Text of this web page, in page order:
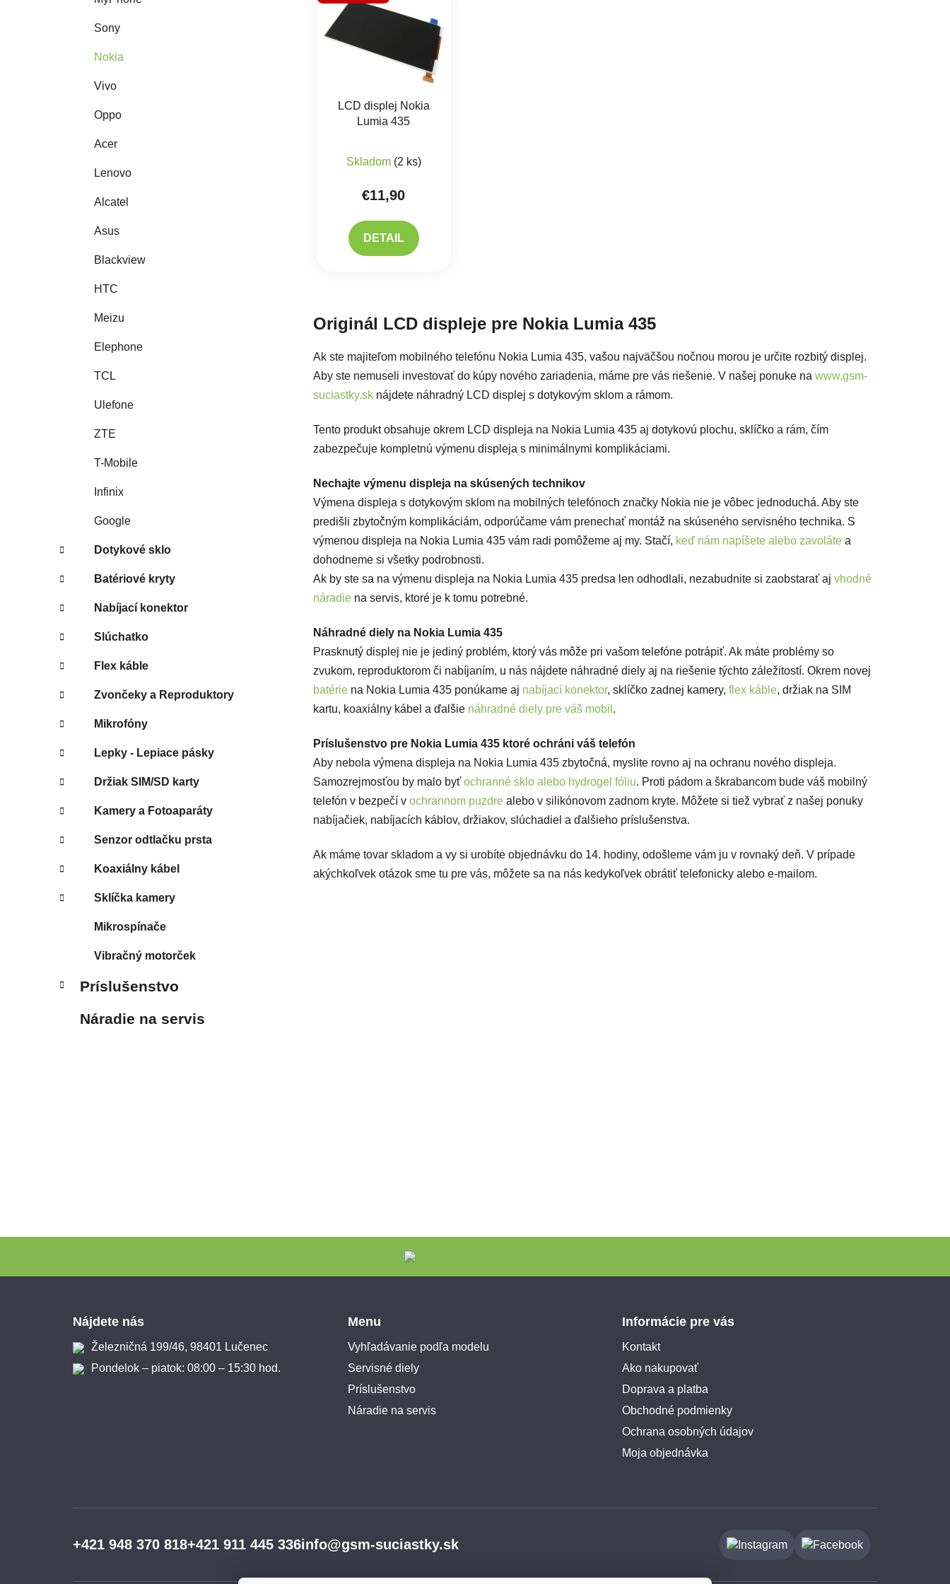
Sony
Nokia
Vivo
Oppo
Acer
Lenovo
Alcatel
Asus
Blackview
HTC
Meizu
Elephone
TCL
Ulefone
ZTE
T-Mobile
Infinix
Google
Dotykové sklo
Batériové kryty
Nabíjací konektor
Slúchatko
Flex káble
Zvončeky a Reproduktory
Mikrofóny
Lepky - Lepiace pásky
Držiak SIM/SD karty
Kamery a Fotoaparáty
Senzor odtlačku prsta
Koaxiálny kábel
Sklíčka kamery
Mikrospínače
Vibračný motorček
Príslušenstvo
Náradie na servis
LCD displej Nokia
Lumia 435
Skladom (2 ks)
€11,90
DETAIL
Originál LCD displeje pre Nokia Lumia 435
Ak ste majiteľom mobilného telefónu Nokia Lumia 435, vašou najväčšou nočnou morou je určite rozbitý displej.
Aby ste nemuseli investovať do kúpy nového zariadenia, máme pre vás riešenie. V našej ponuke na www.gsm-
suciastky.sk nájdete náhradný LCD displej s dotykovým sklom a rámom.
Tento produkt obsahuje okrem LCD displeja na Nokia Lumia 435 aj dotykovú plochu, sklíčko a rám, čím
zabezpečuje kompletnú výmenu displeja s minimálnymi komplikáciami.
Nechajte výmenu displeja na skúsených technikov
Výmena displeja s dotykovým sklom na mobilných telefónoch značky Nokia nie je vôbec jednoduchá. Aby ste
predišli zbytočným komplikáciám, odporúčame vám prenechať montáž na skúseného servisného technika. S
výmenou displeja na Nokia Lumia 435 vám radi pomôžeme aj my. Stačí, keď nám napíšete alebo zavoláte a
dohodneme si všetky podrobnosti.
Ak by ste sa na výmenu displeja na Nokia Lumia 435 predsa len odhodlali, nezabudnite si zaobstarať aj vhodné
náradie na servis, ktoré je k tomu potrebné.
Náhradné diely na Nokia Lumia 435
Prasknutý displej nie je jediný problém, ktorý vás môže pri vašom telefóne potrápiť. Ak máte problémy so
zvukom, reproduktorom či nabíjaním, u nás nájdete náhradné diely aj na riešenie týchto záležitostí. Okrem novej
batérie na Nokia Lumia 435 ponúkame aj nabíjací konektor, sklíčko zadnej kamery, flex káble, držiak na SIM
kartu, koaxiálny kábel a ďalšie náhradné diely pre váš mobil .
Príslušenstvo pre Nokia Lumia 435 ktoré ochráni váš telefón
Aby nebola výmena displeja na Nokia Lumia 435 zbytočná, myslite rovno aj na ochranu nového displeja.
Samozrejmosťou by malo byť ochranné sklo alebo hydrogel fóliu. Proti pádom a škrabancom bude váš mobilný
telefón v bezpečí v ochrannom puzdre alebo v silikónovom zadnom kryte. Môžete si tiež vybrať z našej ponuky
nabíjačiek, nabíjacích káblov, držiakov, slúchadiel a ďalšieho príslušenstva.
Ak máme tovar skladom a vy si urobíte objednávku do 14. hodiny, odošleme vám ju v rovnaký deň. V prípade
akýchkoľvek otázok sme tu pre vás, môžete sa na nás kedykoľvek obrátiť telefonicky alebo e-mailom.
Nájdete nás
Železničná 199/46, 98401 Lučenec
Pondelok – piatok: 08:00 – 15:30 hod.
Menu
Vyhľadávanie podľa modelu
Servisné diely
Príslušenstvo
Náradie na servis
Informácie pre vás
Kontakt
Ako nakupovať
Doprava a platba
Obchodné podmienky
Ochrana osobných údajov
Moja objednávka
+421 948 370 818+421 911 445 336info@gsm-suciastky.sk